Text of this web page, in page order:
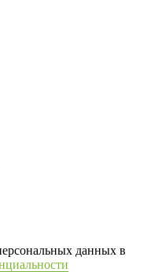
данных в